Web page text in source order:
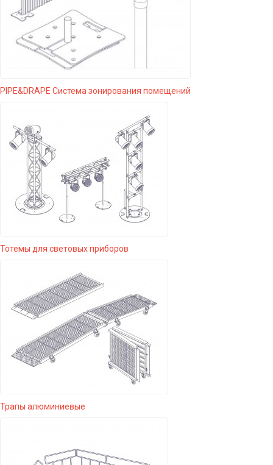
PIPE&DRAPE Система зонирования помещений
Тотемы для световых приборов
Трапы алюминиевые